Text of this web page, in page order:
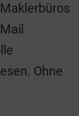
Ohne